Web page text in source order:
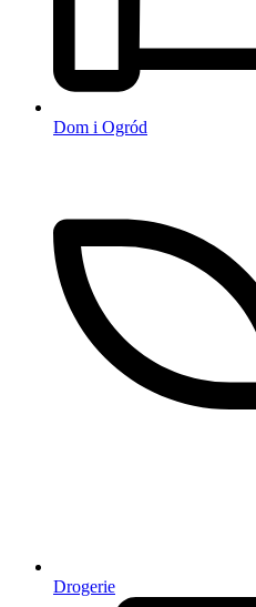
Dom i Ogród
Drogerie